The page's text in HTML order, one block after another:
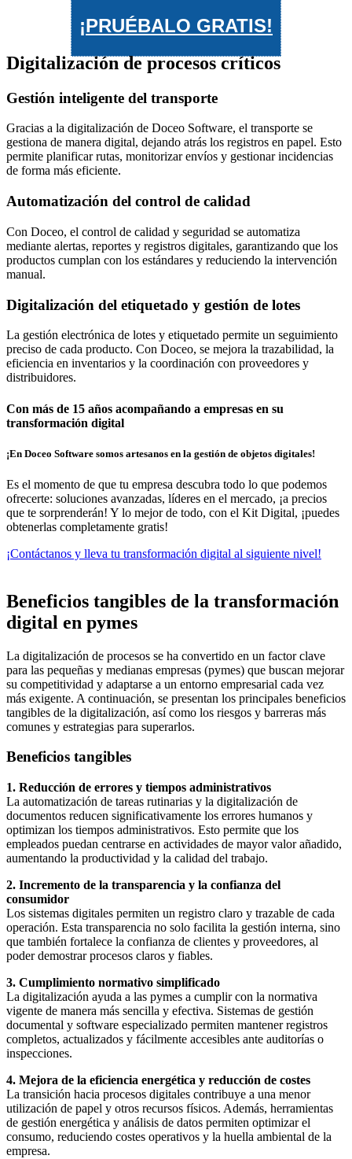
¡PRUÉBALO GRATIS!
Digitalización de procesos críticos
Gestión inteligente del transporte
Gracias a la digitalización de Doceo Software, el transporte se
gestiona de manera digital, dejando atrás los registros en papel. Esto
permite planificar rutas, monitorizar envíos y gestionar incidencias
de forma más eficiente.
Automatización del control de calidad
Con Doceo, el control de calidad y seguridad se automatiza
mediante alertas, reportes y registros digitales, garantizando que los
productos cumplan con los estándares y reduciendo la intervención
manual.
Digitalización del etiquetado y gestión de lotes
La gestión electrónica de lotes y etiquetado permite un seguimiento
preciso de cada producto. Con Doceo, se mejora la trazabilidad, la
eficiencia en inventarios y la coordinación con proveedores y
distribuidores.
Con más de 15 años acompañando a empresas en su
transformación digital
¡En Doceo Software somos artesanos en la gestión de objetos digitales!
Es el momento de que tu empresa descubra todo lo que podemos
ofrecerte: soluciones avanzadas, líderes en el mercado, ¡a precios
que te sorprenderán! Y lo mejor de todo, con el Kit Digital, ¡puedes
obtenerlas completamente gratis!
¡Contáctanos y lleva tu transformación digital al siguiente nivel!
Beneficios tangibles de la transformación
digital en pymes
La digitalización de procesos se ha convertido en un factor clave
para las pequeñas y medianas empresas (pymes) que buscan mejorar
su competitividad y adaptarse a un entorno empresarial cada vez
más exigente. A continuación, se presentan los principales beneficios
tangibles de la digitalización, así como los riesgos y barreras más
comunes y estrategias para superarlos.
Beneficios tangibles
1. Reducción de errores y tiempos administrativos
La automatización de tareas rutinarias y la digitalización de
documentos reducen significativamente los errores humanos y
optimizan los tiempos administrativos. Esto permite que los
empleados puedan centrarse en actividades de mayor valor añadido,
aumentando la productividad y la calidad del trabajo.
2. Incremento de la transparencia y la confianza del
consumidor
Los sistemas digitales permiten un registro claro y trazable de cada
operación. Esta transparencia no solo facilita la gestión interna, sino
que también fortalece la confianza de clientes y proveedores, al
poder demostrar procesos claros y fiables.
3. Cumplimiento normativo simplificado
La digitalización ayuda a las pymes a cumplir con la normativa
vigente de manera más sencilla y efectiva. Sistemas de gestión
documental y software especializado permiten mantener registros
completos, actualizados y fácilmente accesibles ante auditorías o
inspecciones.
4. Mejora de la eficiencia energética y reducción de costes
La transición hacia procesos digitales contribuye a una menor
utilización de papel y otros recursos físicos. Además, herramientas
de gestión energética y análisis de datos permiten optimizar el
consumo, reduciendo costes operativos y la huella ambiental de la
empresa.